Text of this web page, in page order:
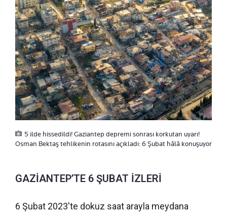
5 ilde hissedildi! Gaziantep depremi sonrası korkutan uyarı!
Osman Bektaş tehlikenin rotasını açıkladı: 6 Şubat hâlâ konuşuyor
GAZİANTEP’TE 6 ŞUBAT İZLERİ
6 Şubat 2023'te dokuz saat arayla meydana